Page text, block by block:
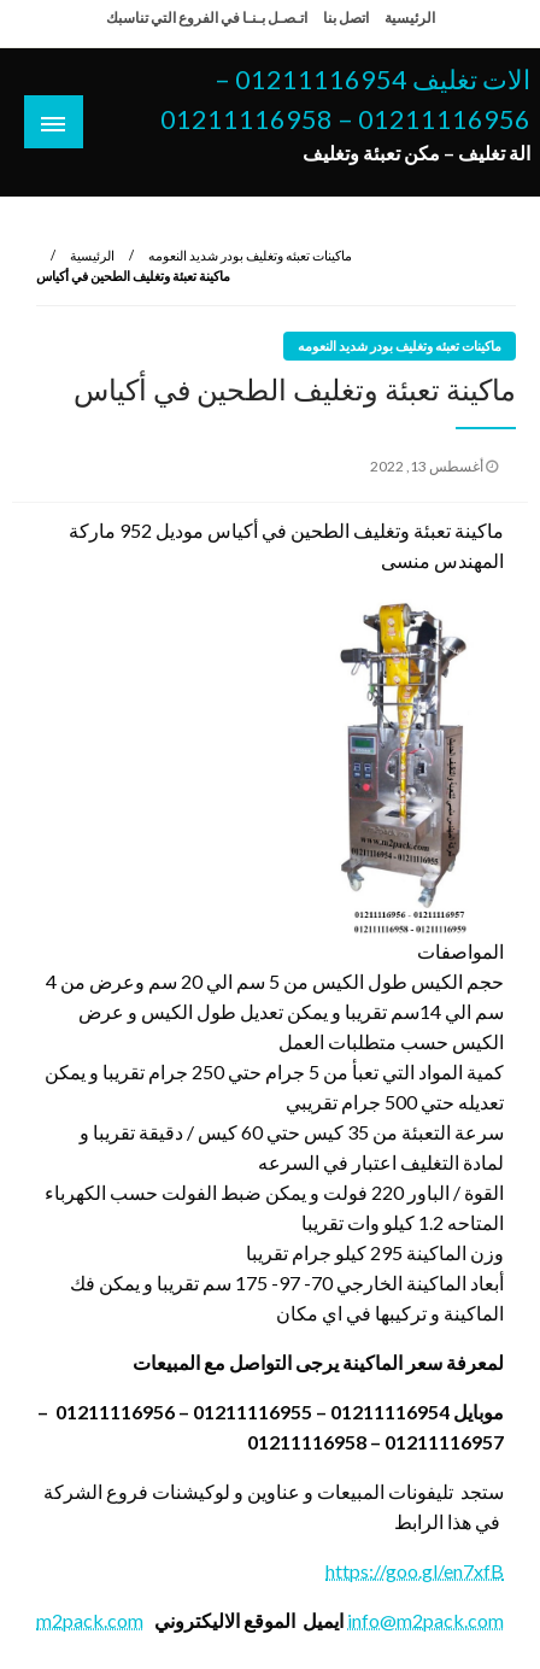
إلى
المحتوى
الرئيسية اتصل بنا اتـصـل بـنـا في الفروع التي تناسبك
الات تغليف 01211116954 –
01211116956 – 01211116958
الة تغليف – مكن تعبئة وتغليف
الرئيسية
ماكينات تعبئه وتغليف بودر شديد النعومه
ماكينة تعبئة وتغليف الطحين في أكياس
ماكينات تعبئه وتغليف بودر شديد النعومه
ماكينة تعبئة وتغليف الطحين في أكياس
نُشر
أغسطس 13, 2022
ماكينة تعبئة وتغليف الطحين في أكياس موديل 952 ماركة
المهندس منسى
المواصفات
حجم الكيس طول الكيس من 5 سم الي 20 سم وعرض من 4
سم الي 14سم تقريبا و يمكن تعديل طول الكيس و عرض
الكيس حسب متطلبات العمل
كمية المواد التي تعبأ من 5 جرام حتي 250 جرام تقريبا و يمكن
تعديله حتي 500 جرام تقريبي
سرعة التعبئة من 35 كيس حتي 60 كيس / دقيقة تقريبا و
لمادة التغليف اعتبار في السرعه
القوة / الباور 220 فولت و يمكن ضبط الفولت حسب الكهرباء
المتاحه 1.2 كيلو وات تقريبا
وزن الماكينة 295 كيلو جرام تقريبا
أبعاد الماكينة الخارجي 70- 97- 175 سم تقريبا و يمكن فك
الماكينة و تركيبها في اي مكان
لمعرفة سعر الماكينة يرجى التواصل مع المبيعات
موبايل 01211116954 – 01211116955 – 01211116956 –
01211116957 – 01211116958
ستجد تليفونات المبيعات و عناوين و لوكيشنات فروع الشركة
في هذا الرابط
https://goo.gl/en7xfB
info@m2pack.com ايميل الموقع الاليكتروني m2pack.com